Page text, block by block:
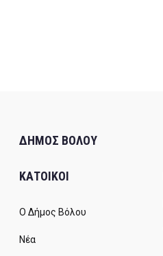
ΔΗΜΟΣ ΒΟΛΟΥ
ΚΑΤΟΙΚΟΙ
Ο Δήμος Βόλου
Νέα